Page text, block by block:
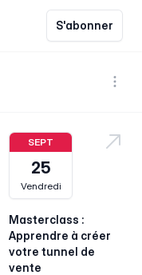
S'abonner
Voir
SEPT
25
Vendredi
Masterclass :
Apprendre à créer
votre tunnel de
vente